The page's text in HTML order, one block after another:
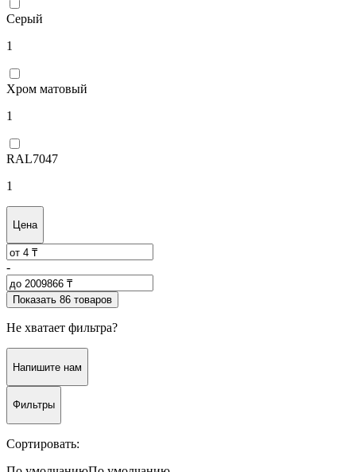
Серый
1
Хром матовый
1
RAL7047
1
Цена
-
Показать 86 товаров
Не хватает фильтра?
Напишите нам
Фильтры
Сортировать: